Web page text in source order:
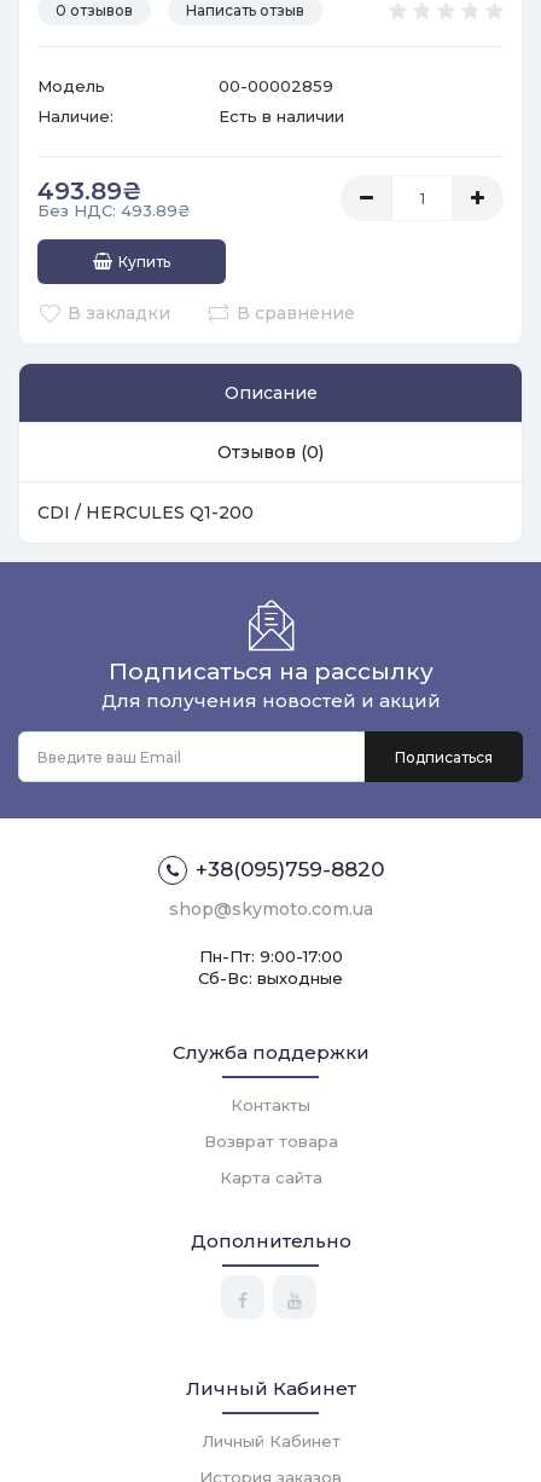
0 отзывов Написать отзыв
Модель
00-00002859
Наличие:
Есть в наличии
493.89₴
Без НДС: 493.89₴
Купить
В закладки В сравнение
Описание
Отзывов (0)
CDI / HERCULES Q1-200
Подписаться на рассылку
Для получения новостей и акций
+38(095)759-8820
shop@skymoto.com.ua
Пн-Пт: 9:00-17:00
Сб-Вс: выходные
Служба поддержки
Контакты
Возврат товара
Карта сайта
Дополнительно
Личный Кабинет
Личный Кабинет
История заказов